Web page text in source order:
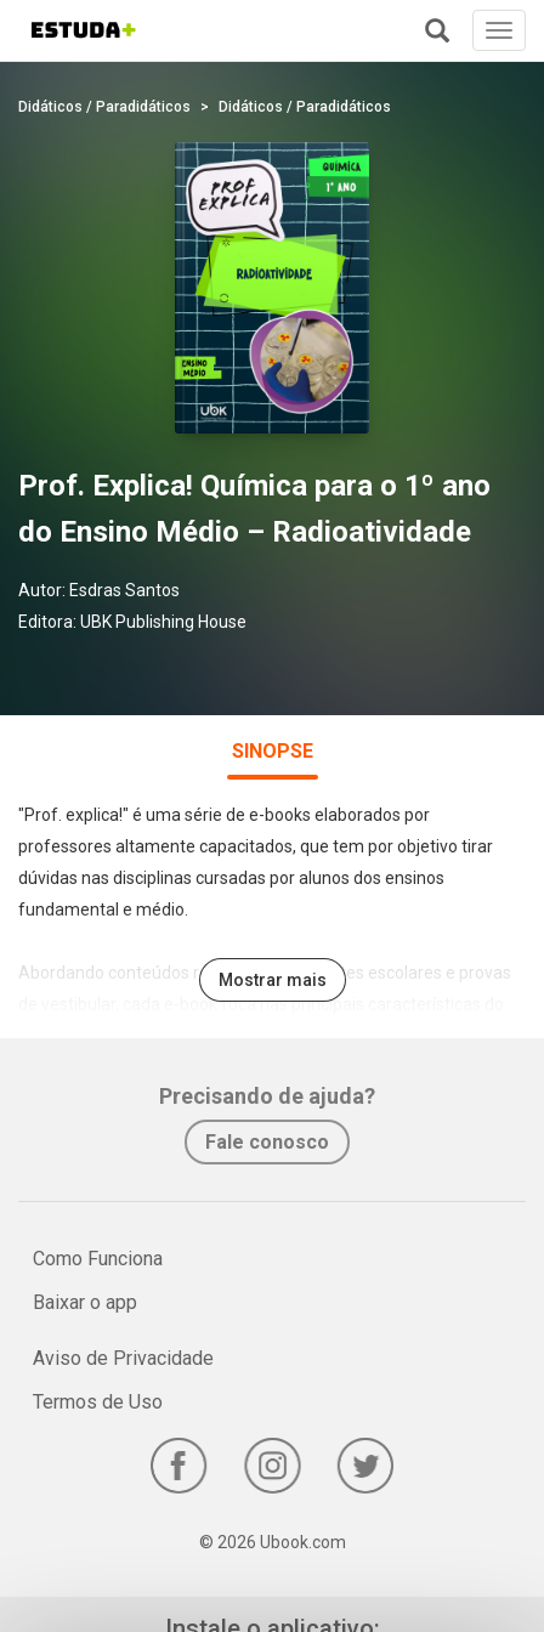
Didáticos / Paradidáticos Didáticos / Paradidáticos
Prof. Explica! Química para o 1º ano
do Ensino Médio – Radioatividade
Autor: Esdras Santos
Editora: UBK Publishing House
SINOPSE
"Prof. explica!" é uma série de e-books elaborados por
professores altamente capacitados, que tem por objetivo tirar
dúvidas nas disciplinas cursadas por alunos dos ensinos
fundamental e médio.
Abordando conteúdos recorrentes em testes escolares e provas
de vestibular, cada e-book foca nas principais características do
No e-book "Prof. explica!" Química para o 1º ano do Ensino Médio
serão vistos os principais pontos sobre o estudo da
Mostrar mais
Precisando de ajuda?
Fale conosco
Como Funciona
Baixar o app
Aviso de Privacidade
Termos de Uso
© 2026 Ubook.com